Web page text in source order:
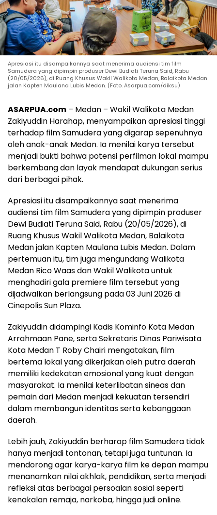
Apresiasi itu disampaikannya saat menerima audiensi tim film
Samudera yang dipimpin produser Dewi Budiati Teruna Said, Rabu
(20/05/2026), di Ruang Khusus Wakil Walikota Medan, Balaikota Medan
jalan Kapten Maulana Lubis Medan. (Foto. Asarpua.com/diksu)
ASARPUA.com – Medan – Wakil Walikota Medan
Zakiyuddin Harahap, menyampaikan apresiasi tinggi
terhadap film Samudera yang digarap sepenuhnya
oleh anak-anak Medan. Ia menilai karya tersebut
menjadi bukti bahwa potensi perfilman lokal mampu
berkembang dan layak mendapat dukungan serius
dari berbagai pihak.
Apresiasi itu disampaikannya saat menerima
audiensi tim film Samudera yang dipimpin produser
Dewi Budiati Teruna Said, Rabu (20/05/2026), di
Ruang Khusus Wakil Walikota Medan, Balaikota
Medan jalan Kapten Maulana Lubis Medan. Dalam
pertemuan itu, tim juga mengundang Walikota
Medan Rico Waas dan Wakil Walikota untuk
menghadiri gala premiere film tersebut yang
dijadwalkan berlangsung pada 03 Juni 2026 di
Cinepolis Sun Plaza.
Zakiyuddin didampingi Kadis Kominfo Kota Medan
Arrahmaan Pane, serta Sekretaris Dinas Pariwisata
Kota Medan T Roby Chairi mengatakan, film
bertema lokal yang dikerjakan oleh putra daerah
memiliki kedekatan emosional yang kuat dengan
masyarakat. Ia menilai keterlibatan sineas dan
pemain dari Medan menjadi kekuatan tersendiri
dalam membangun identitas serta kebanggaan
daerah.
Lebih jauh, Zakiyuddin berharap film Samudera tidak
hanya menjadi tontonan, tetapi juga tuntunan. Ia
mendorong agar karya-karya film ke depan mampu
menanamkan nilai akhlak, pendidikan, serta menjadi
refleksi atas berbagai persoalan sosial seperti
kenakalan remaja, narkoba, hingga judi online.